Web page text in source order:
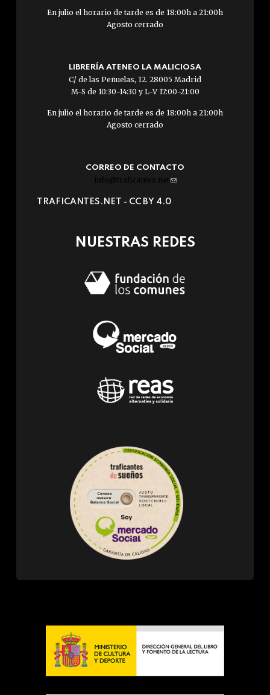
En julio el horario de tarde es de 18:00h a 21:00h
Agosto cerrado
LIBRERÍA ATENEO LA MALICIOSA
C/ de las Peñuelas, 12. 28005 Madrid
M-S de 10:30-14:30 y L-V 17:00-21:00
En julio el horario de tarde es de 18:00h a 21:00h
Agosto cerrado
CORREO DE CONTACTO
info@traficantes.net (link
e-
TRAFICANTES.NET - CC BY 4.0
NUESTRAS REDES